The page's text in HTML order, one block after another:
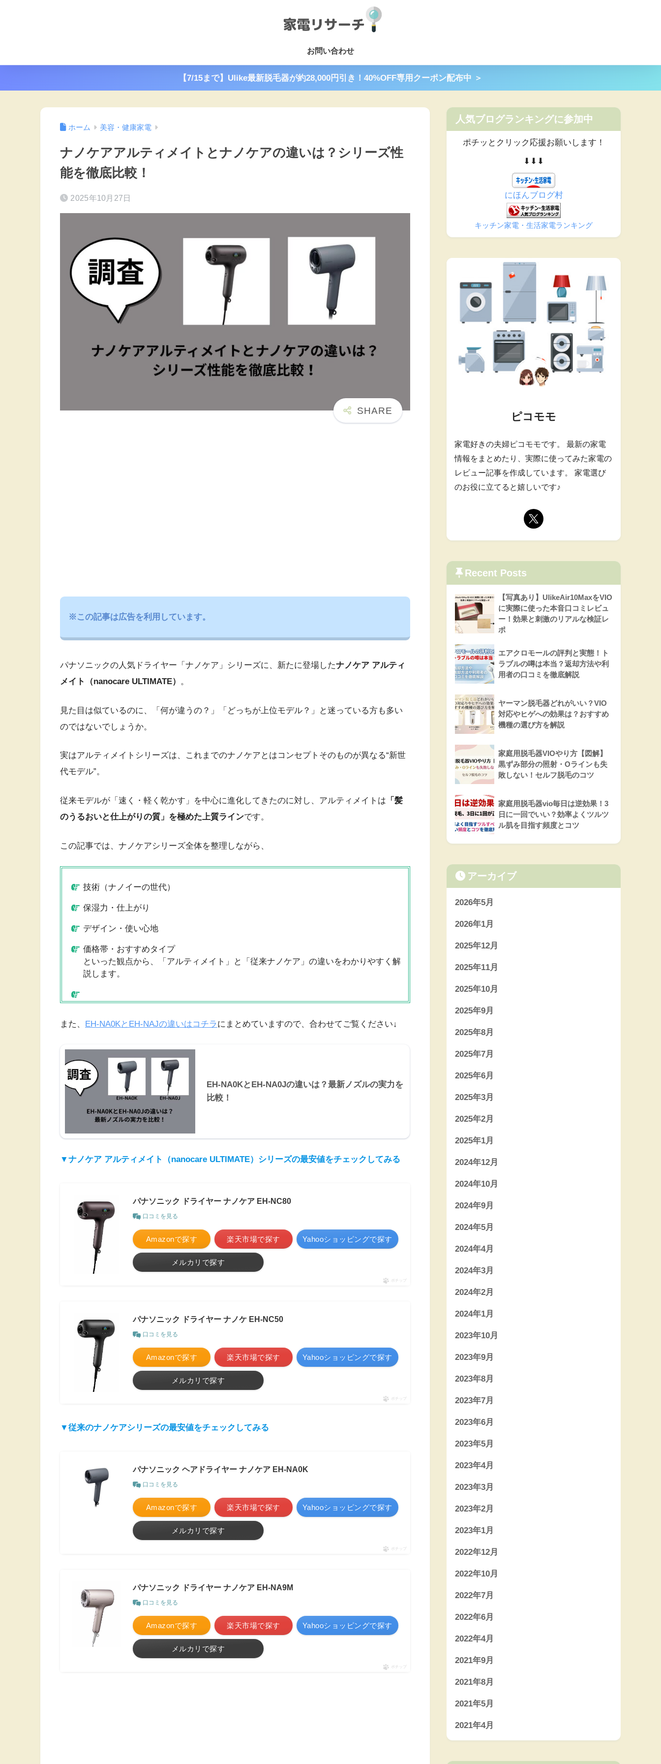
お問い合わせ
【7/15まで】Ulike最新脱毛器が約28,000円引き！40%OFF専用クーポン配布中 ＞
ホーム 美容・健康家電
ナノケアアルティメイトとナノケアの違いは？シリーズ性
能を徹底比較！
2025年10月27日
※この記事は広告を利用しています。
パナソニックの人気ドライヤー「ナノケア」シリーズに、新たに登場したナノケア アルティ
メイト（nanocare ULTIMATE） 。
見た目は似ているのに、「何が違うの？」「どっちが上位モデル？」と迷っている方も多い
のではないでしょうか。
実はアルティメイトシリーズは、これまでのナノケアとはコンセプトそのものが異なる“新世
代モデル”。
従来モデルが「速く・軽く乾かす」を中心に進化してきたのに対し、アルティメイトは 「髪
のうるおいと仕上がりの質」を極めた上質ラインです。
この記事では、ナノケアシリーズ全体を整理しながら、
技術（ナノイーの世代）
保湿力・仕上がり
デザイン・使い心地
価格帯・おすすめタイプ
といった観点から、「アルティメイト」と「従来ナノケア」の違いをわかりやすく解
説します。
また、 EH-NA0KとEH-NAJの違いはコチラ にまとめていますので、合わせてご覧ください↓
EH-NA0KとEH-NA0Jの違いは？最新ノズルの実力を
比較！
▼ナノケア アルティメイト（nanocare ULTIMATE）シリーズの最安値をチェックしてみる
パナソニック ドライヤー ナノケア EH-NC80
口コミを見る
Amazonで探す 楽天市場で探す Yahooショッピングで探す
メルカリで探す
ポチップ
パナソニック ドライヤー ナノケ EH-NC50
口コミを見る
Amazonで探す 楽天市場で探す Yahooショッピングで探す
メルカリで探す
ポチップ
▼従来のナノケアシリーズの最安値をチェックしてみる
パナソニック ヘアドライヤー ナノケア EH-NA0K
口コミを見る
Amazonで探す 楽天市場で探す Yahooショッピングで探す
メルカリで探す
ポチップ
パナソニック ドライヤー ナノケア EH-NA9M
口コミを見る
Amazonで探す 楽天市場で探す Yahooショッピングで探す
メルカリで探す
ポチップ
人気ブログランキングに参加中
ポチッとクリック応援お願いします！
⬇︎⬇︎⬇︎
にほんブログ村
キッチン家電・生活家電ランキング
ピコモモ
家電好きの夫婦ピコモモです。 最新の家電
情報をまとめたり、実際に使ってみた家電の
レビュー記事を作成しています。 家電選び
のお役に立てると嬉しいです♪
Recent Posts
【写真あり】UlikeAir10MaxをVIO
に実際に使った本音口コミレビュ
ー！効果と刺激のリアルな検証レ
ポ
エアクロモールの評判と実態！ト
ラブルの噂は本当？返却方法や利
用者の口コミを徹底解説
ヤーマン脱毛器どれがいい？VIO
対応やヒゲへの効果は？おすすめ
機種の選び方を解説
家庭用脱毛器VIOやり方【図解】
黒ずみ部分の照射・Oラインも失
敗しない！セルフ脱毛のコツ
家庭用脱毛器vio毎日は逆効果！3
日に一回でいい？効率よくツルツ
ル肌を目指す頻度とコツ
アーカイブ
2026年5月
2026年1月
2025年12月
2025年11月
2025年10月
2025年9月
2025年8月
2025年7月
2025年6月
2025年3月
2025年2月
2025年1月
2024年12月
2024年10月
2024年9月
2024年5月
2024年4月
2024年3月
2024年2月
2024年1月
2023年10月
2023年9月
2023年8月
2023年7月
2023年6月
2023年5月
2023年4月
2023年3月
2023年2月
2023年1月
2022年12月
2022年10月
2022年7月
2022年6月
2022年4月
2021年9月
2021年8月
2021年5月
2021年4月